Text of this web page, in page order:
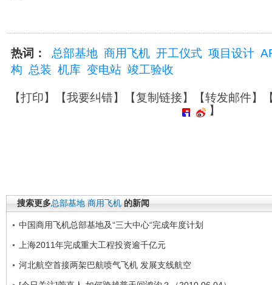
热词： 总部基地 商用飞机 开工仪式 项目设计
构 总装 机库 变电站 竣工验收
【打印】【我要纠错】【复制链接】【转发邮件】
】
搜索更多总部基地 商用飞机 的新闻
中国商用飞机总部基地及“三大中心“完成年度计划
上海2011年完成重大工程投资逾千亿元
河北航空首接两架巴航喷气飞机 发展支线航空